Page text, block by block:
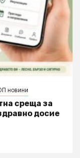
новини
среща за
досие